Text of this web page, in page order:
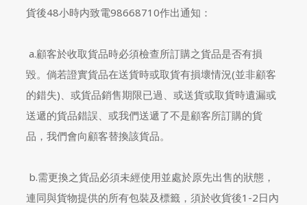
貨後48小時内致電98668710作出通知：
a.顧客於收取貨品時必須檢查所訂購之貨品是否有損
毀。倘若證實貨品在送貨時或取貨有損壞情況(並非顧客
的錯失)、或貨品銷售期限已過、或送貨或取貨時遺漏或
送遞的貨品錯誤、或我們送遞了不是顧客所訂購的貨
品，我們會向顧客替換該貨品。
b.需更換之貨品必須未經使用並處於原先出售的狀態，
連同與貨物提供的所有包裝及標籤，須於收貨後1-2日內